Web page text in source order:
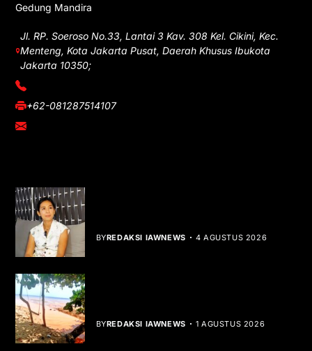
Gedung Mandira
Jl. RP. Soeroso No.33, Lantai 3 Kav. 308 Kel. Cikini, Kec.
Menteng, Kota Jakarta Pusat, Daerah Khusus Ibukota
Jakarta 10350;
(021) 3908026
+62-081287514107
adm@iawnews.com
BYREDAKSI IAWNEWS 4 AGUSTUS 2026
BYREDAKSI IAWNEWS 1 AGUSTUS 2026